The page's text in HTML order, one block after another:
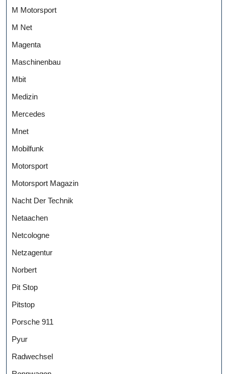
M Motorsport
M Net
Magenta
Maschinenbau
Mbit
Medizin
Mercedes
Mnet
Mobilfunk
Motorsport
Motorsport Magazin
Nacht Der Technik
Netaachen
Netcologne
Netzagentur
Norbert
Pit Stop
Pitstop
Porsche 911
Pyur
Radwechsel